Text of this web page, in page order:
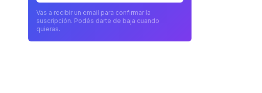
Vas a recibir un email para confirmar la
suscripción. Podés darte de baja cuando
quieras.